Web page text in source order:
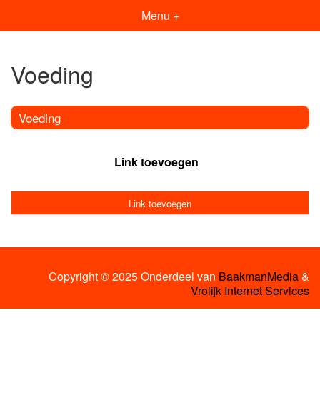
Menu +
Voeding
Voeding
Link toevoegen
Link toevoegen
Copyright © 2025 Onderdeel van BaakmanMedia&
Vrolijk Internet Services